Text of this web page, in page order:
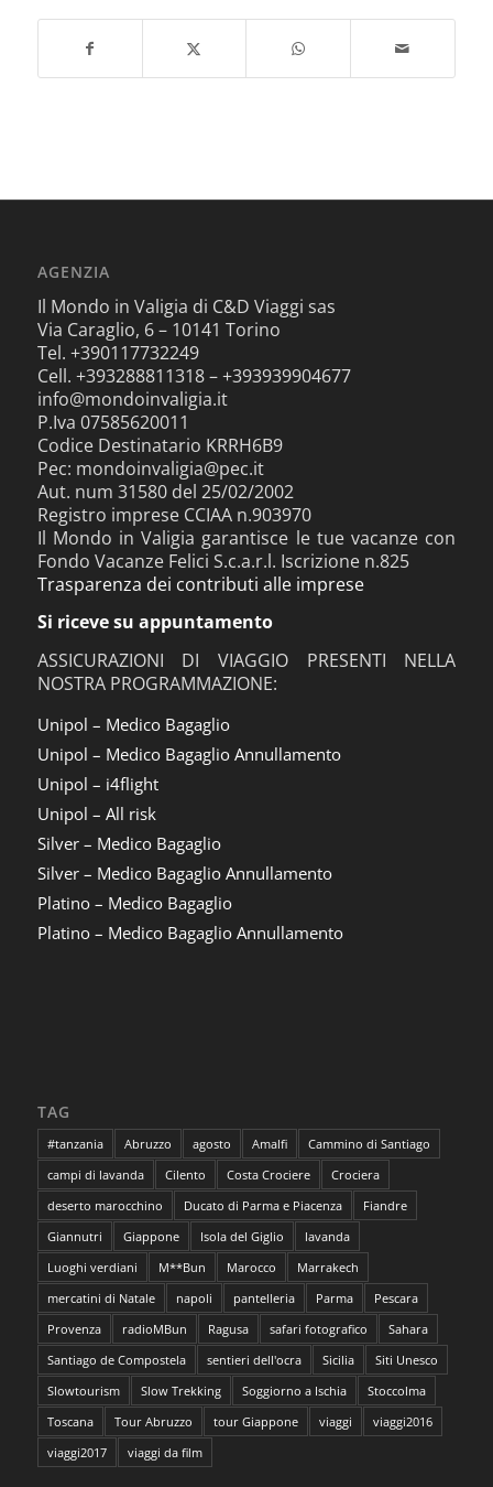
AGENZIA
Il Mondo in Valigia di C&D Viaggi sas
Via Caraglio, 6 – 10141 Torino
Tel. +390117732249
Cell. +393288811318 – +393939904677
info@mondoinvaligia.it
P.Iva 07585620011
Codice Destinatario KRRH6B9
Pec: mondoinvaligia@pec.it
Aut. num 31580 del 25/02/2002
Registro imprese CCIAA n.903970
Il Mondo in Valigia garantisce le tue vacanze con
Fondo Vacanze Felici S.c.a.r.l. Iscrizione n.825
Trasparenza dei contributi alle imprese
Si riceve su appuntamento
ASSICURAZIONI DI VIAGGIO PRESENTI NELLA
NOSTRA PROGRAMMAZIONE:
Unipol – Medico Bagaglio
Unipol – Medico Bagaglio Annullamento
Unipol – i4flight
Unipol – All risk
Silver – Medico Bagaglio
Silver – Medico Bagaglio Annullamento
Platino – Medico Bagaglio
Platino – Medico Bagaglio Annullamento
TAG
#tanzania Abruzzo agosto Amalfi
Cammino di Santiago
campi di lavanda
Cilento Costa Crociere
Crociera
deserto marocchino
Ducato di Parma e Piacenza
Fiandre
Giannutri
Giappone Isola del Giglio
lavanda
Luoghi verdiani
M**Bun Marocco
Marrakech
mercatini di Natale
napoli pantelleria Parma
Pescara
Provenza
radioMBun Ragusa safari fotografico
Sahara
Santiago de Compostela
sentieri dell'ocra Sicilia
Siti Unesco
Slowtourism
Slow Trekking Soggiorno a Ischia
Stoccolma
Toscana
Tour Abruzzo tour Giappone viaggi
viaggi2016
viaggi2017
viaggi da film